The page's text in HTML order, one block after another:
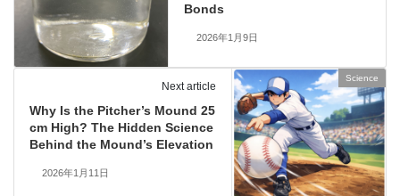
Bonds
2026年1月9日
Science
Next article
Why Is the Pitcher’s Mound 25
cm High? The Hidden Science
Behind the Mound’s Elevation
2026年1月11日